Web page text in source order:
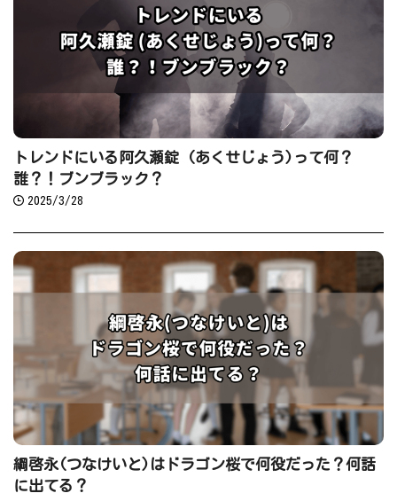
トレンドにいる阿久瀬錠 (あくせじょう)って何？
誰？！ブンブラック？
2025/3/28
綱啓永(つなけいと)はドラゴン桜で何役だった？何話
に出てる？